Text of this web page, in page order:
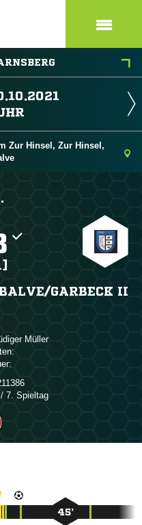
Zur Hinsel, Zur Hinsel,
​GARBECK II

7. Spieltag
45’